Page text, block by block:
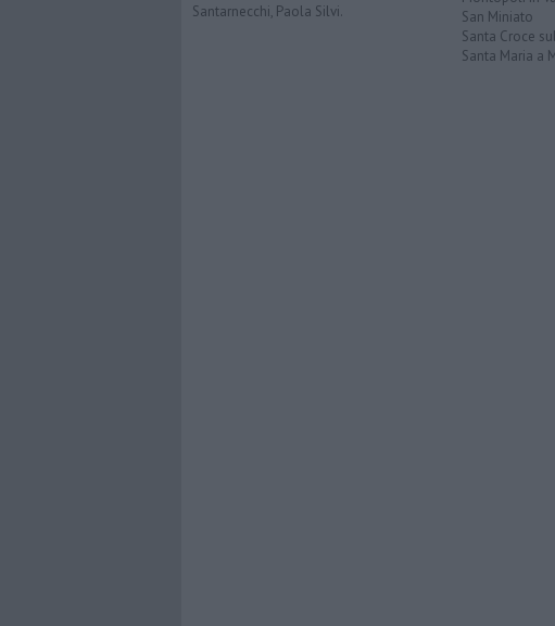
Santarnecchi, Paola Silvi.
San Miniato
Santa Croce
Santa Maria a